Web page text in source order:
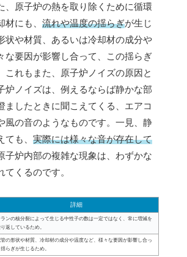
、原子炉の熱を取り除くために循環
材にも、 流れや温度の揺らぎが生じ
状や材質、あるいは冷却材の成分や
な要因が影響し合って、この揺らぎ
これもまた、原子炉ノイズの原因と
炉ノイズは、例えるならば静かな部
ましたときに聞こえてくる、エアコ
風の音のようなものです。一見、静
も、 実際には様々な音が存在して
子炉内部の複雑な現象は、わずかな
くるのです。
詳細
ランの核分裂によって生じる中性子の数は一定ではなく、常に増減を
返しているため。
の形状や材質、冷却材の成分や温度など、様々な要因が影響し合っ
らぎが生じるため。